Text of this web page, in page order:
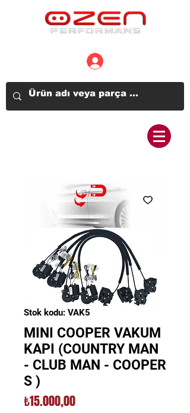
Stok kodu: VAK5
MINI COOPER VAKUM
KAPI (COUNTRY MAN
- CLUB MAN - COOPER
S )
₺15.000,00Fiyat